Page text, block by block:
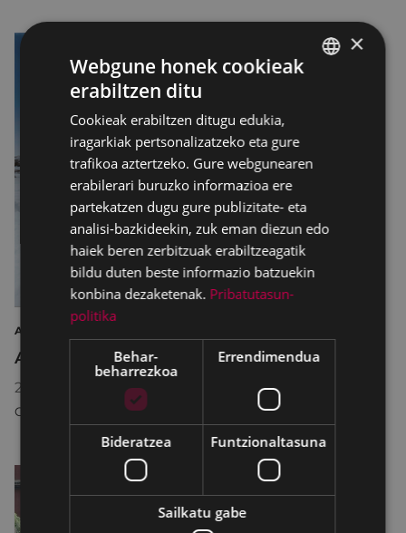
ARTEA ERAKUSKETA ARGAZKILARITZA
Argazkilaritza Maiatzean
2026/05/08 18:30 - 20:30
COLISEO ANTZOKIA
×
Webgune honek cookieak
erabiltzen ditu
Cookieak erabiltzen ditugu edukia,
iragarkiak pertsonalizatzeko eta gure
trafikoa aztertzeko. Gure webgunearen
erabilerari buruzko informazioa ere
partekatzen dugu gure publizitate- eta
analisi-bazkideekin, zuk eman diezun edo
haiek beren zerbitzuak erabiltzeagatik
bildu duten beste informazio batzuekin
konbina dezaketenak. Pribatutasun-
politika
Behar-
beharrezkoa
Errendimendua
Bideratzea Funtzionaltasuna
Sailkatu gabe